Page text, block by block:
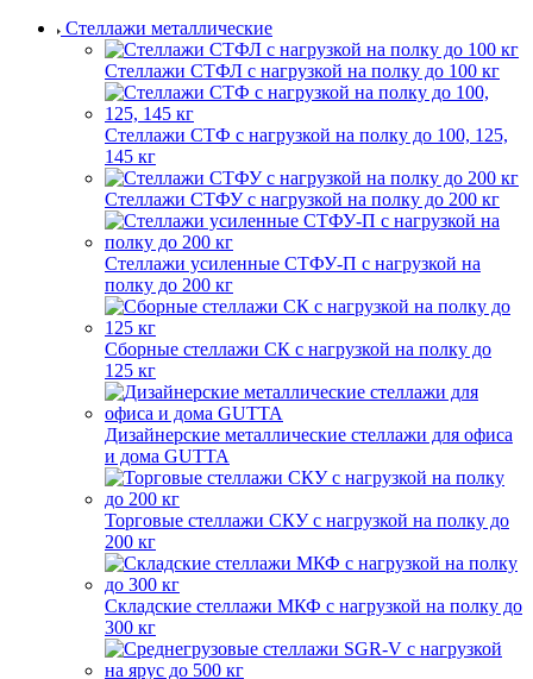
Стеллажи металлические
Стеллажи СТФЛ с нагрузкой на полку до 100 кг
Стеллажи СТФ с нагрузкой на полку до 100, 125,
145 кг
Стеллажи СТФУ с нагрузкой на полку до 200 кг
Стеллажи усиленные СТФУ-П с нагрузкой на
полку до 200 кг
Сборные стеллажи СК с нагрузкой на полку до
125 кг
Дизайнерские металлические стеллажи для офиса
и дома GUTTA
Торговые стеллажи СКУ с нагрузкой на полку до
200 кг
Складские стеллажи МКФ с нагрузкой на полку до
300 кг